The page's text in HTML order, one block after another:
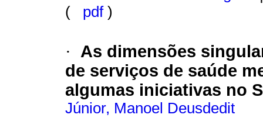
(
pdf )
·
As dimensões
de serviços de saúde
algumas iniciativas no
Júnior, Manoel Deusdedit